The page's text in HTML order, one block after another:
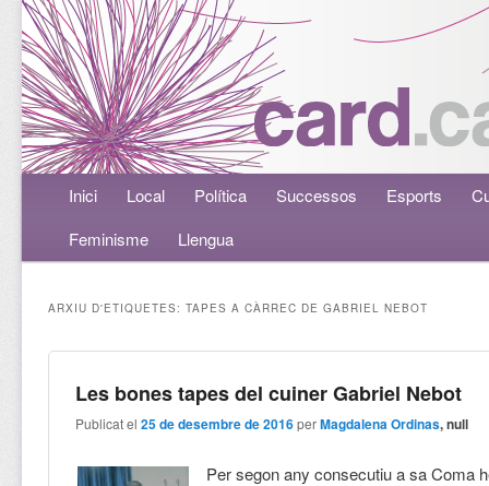
Menú principalAneu al contingut principal
Aneu al contingut secundari
Inici Local Política Successos Esports
Feminisme
Llengua
ARXIU D'ETIQUETES:TAPES A CÀRREC DE GABRIEL NEBOT
Les bones tapes del cuiner Gabriel Nebot
Publicat el25 de desembre de 2016 perMagdalena Ordinas, null
Per segon any consecutiu a sa Coma